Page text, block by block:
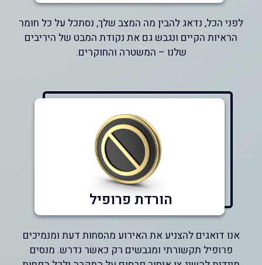
לפני הכל, נדאג להבין מה המצב שלך, נסתכל על כל חומר
הראיות הקיים ונגבש גם את נקודת המבט של היריבים
שלנו – המשטרה והחוקרים.
הורדת פרופיל
אנו דואגים להצניע את האירוע מהסחות דעת ומנמיכים
פרופיל תקשורתי ומגבשים רק כאשר נדרש. מנסים